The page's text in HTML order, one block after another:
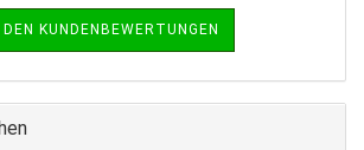
KUNDENBEWERTUNGEN